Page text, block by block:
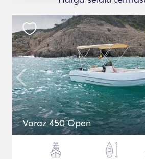
Voraz 450 Open